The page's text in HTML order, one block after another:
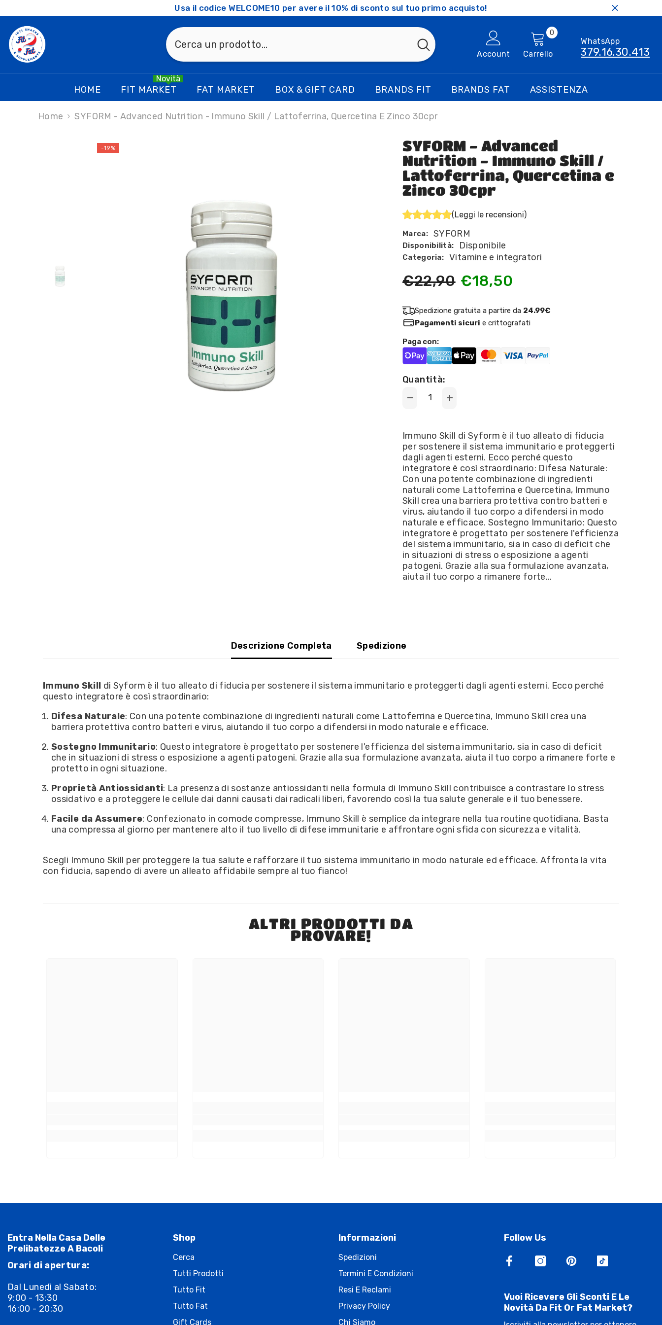
Usa il codice WELCOME10 per avere il 10% di sconto sul tuo primo acquisto!
Account Carrello
00
articoliWhatsApp
379.16.30.413
HOME FIT MARKET
Novità
FAT MARKET BOX & GIFT CARD BRANDS FIT BRANDS FAT ASSISTENZA
Home SYFORM - Advanced Nutrition - Immuno Skill / Lattoferrina, Quercetina E Zinco 30cpr
-19%
SYFORM - Advanced
Nutrition - Immuno Skill /
Lattoferrina, Quercetina e
Zinco 30cpr
(Leggi le recensioni)
Marca: SYFORM
Disponibilità: Disponibile
Categoria: Vitamine e integratori
€22,90 €18,50
Spedizione gratuita a partire da 24.99€
Pagamenti sicuri e crittografati
Paga con:
Quantità:
Decrease
Advanced
Nutrition
Immuno
Skill
Lattoferrina,
Quercetina
e
Zinco
30cpr
Increase
-
Advanced
Nutrition
-
Immuno
Skill
Lattoferrina,
Quercetina
e
Zinco
30cpr
Immuno Skill di Syform è il tuo alleato di fiducia
per sostenere il sistema immunitario e proteggerti
dagli agenti esterni. Ecco perché questo
integratore è così straordinario: Difesa Naturale:
Con una potente combinazione di ingredienti
naturali come Lattoferrina e Quercetina, Immuno
Skill crea una barriera protettiva contro batteri e
virus, aiutando il tuo corpo a difendersi in modo
naturale e efficace. Sostegno Immunitario: Questo
integratore è progettato per sostenere l'efficienza
del sistema immunitario, sia in caso di deficit che
in situazioni di stress o esposizione a agenti
patogeni. Grazie alla sua formulazione avanzata,
aiuta il tuo corpo a rimanere forte...
Descrizione Completa Spedizione
Immuno Skill di Syform è il tuo alleato di fiducia per sostenere il sistema immunitario e proteggerti dagli agenti esterni. Ecco perché
questo integratore è così straordinario:
Difesa Naturale: Con una potente combinazione di ingredienti naturali come Lattoferrina e Quercetina, Immuno Skill crea una
barriera protettiva contro batteri e virus, aiutando il tuo corpo a difendersi in modo naturale e efficace.
Sostegno Immunitario: Questo integratore è progettato per sostenere l'efficienza del sistema immunitario, sia in caso di deficit
che in situazioni di stress o esposizione a agenti patogeni. Grazie alla sua formulazione avanzata, aiuta il tuo corpo a rimanere forte e
protetto in ogni situazione.
Proprietà Antiossidanti: La presenza di sostanze antiossidanti nella formula di Immuno Skill contribuisce a contrastare lo stress
ossidativo e a proteggere le cellule dai danni causati dai radicali liberi, favorendo così la tua salute generale e il tuo benessere.
Facile da Assumere: Confezionato in comode compresse, Immuno Skill è semplice da integrare nella tua routine quotidiana. Basta
una compressa al giorno per mantenere alto il tuo livello di difese immunitarie e affrontare ogni sfida con sicurezza e vitalità.
Scegli Immuno Skill per proteggere la tua salute e rafforzare il tuo sistema immunitario in modo naturale ed efficace. Affronta la vita
con fiducia, sapendo di avere un alleato affidabile sempre al tuo fianco!
ALTRI PRODOTTI DA
PROVARE!
Entra Nella Casa Delle
Prelibatezze A Bacoli
Orari di apertura:
Dal Lunedì al Sabato:
9:00 - 13:30
16:00 - 20:30
Shop
Cerca
Tutti Prodotti
Tutto Fit
Tutto Fat
Gift Cards
Informazioni
Spedizioni
Termini E Condizioni
Resi E Reclami
Privacy Policy
Chi Siamo
Follow Us
Vuoi Ricevere Gli Sconti E Le
Novità Da Fit Or Fat Market?